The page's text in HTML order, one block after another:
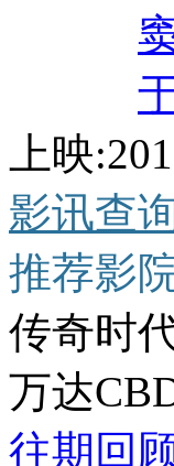
上映
影讯查
推荐影
传奇时
万达
往期回